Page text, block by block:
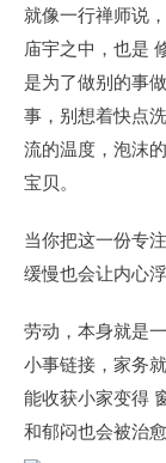
就像一行禅师说
庙宇之中，也是
是为了做别的事
事，别想着快点
流的温度，泡沫
宝贝。
当你把这一份专
缓慢也会让内心
劳动，本身就是
小事链接，家务
能收获小家变得
和郁闷也会被治愈